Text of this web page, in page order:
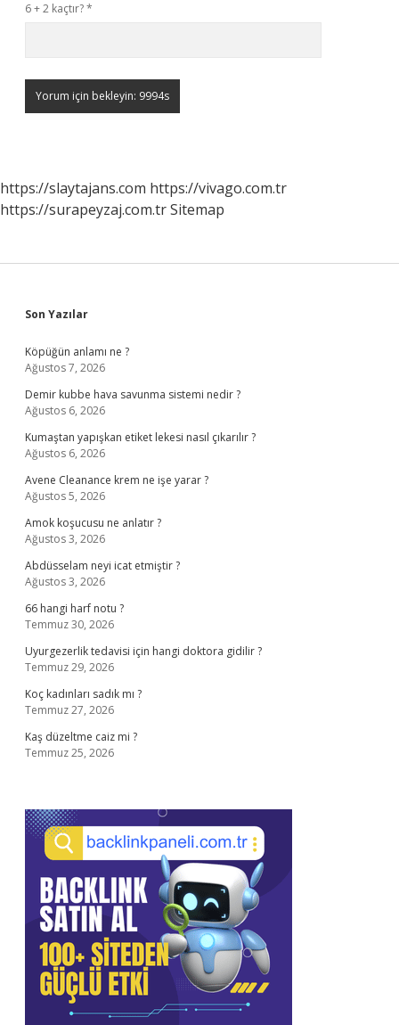
6 + 2 kaçtır?*
https://slaytajans.com https://vivago.com.tr
https://surapeyzaj.com.trSitemap
Sidebar
Son Yazılar
Köpüğün anlamı ne ?
Ağustos 7, 2026
Demir kubbe hava savunma sistemi nedir ?
Ağustos 6, 2026
Kumaştan yapışkan etiket lekesi nasıl çıkarılır ?
Ağustos 6, 2026
Avene Cleanance krem ne işe yarar ?
Ağustos 5, 2026
Amok koşucusu ne anlatır ?
Ağustos 3, 2026
Abdüsselam neyi icat etmiştir ?
Ağustos 3, 2026
66 hangi harf notu ?
Temmuz 30, 2026
Uyurgezerlik tedavisi için hangi doktora gidilir ?
Temmuz 29, 2026
Koç kadınları sadık mı ?
Temmuz 27, 2026
Kaş düzeltme caiz mi ?
Temmuz 25, 2026